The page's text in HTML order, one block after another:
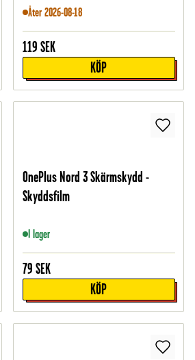
Åter 2026-08-18
119 SEK
KÖP
OnePlus Nord 3 Skärmskydd -
Skyddsfilm
I lager
79 SEK
KÖP